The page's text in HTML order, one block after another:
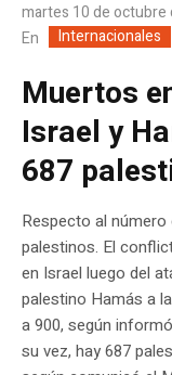
martes 10 de octubre
En
Internacionales
Muertos
Israel y
687
Respecto al número
palestinos. El
en Israel luego del
palestino Hamás a
a 900, según
su vez, hay 687